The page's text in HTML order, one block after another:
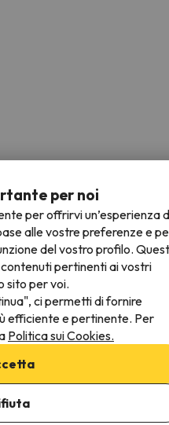
per noi
per offrirvi un’esperienza
alle vostre preferenze e
del vostro profilo.
pertinenti ai vostri
sito per voi.
ci permetti di fornire
efficiente e pertinente. Per
Politica sui Cookies.